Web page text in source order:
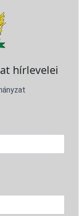
hírlevelei